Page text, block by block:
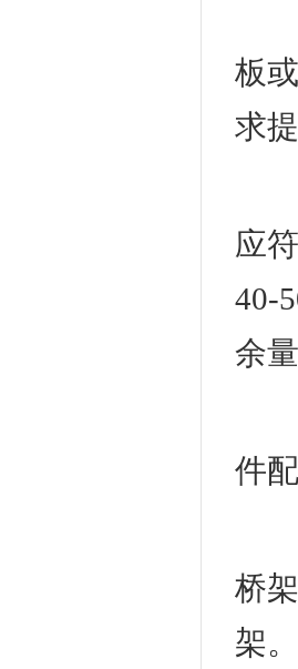
板
求
应
40-
余
件
桥
架